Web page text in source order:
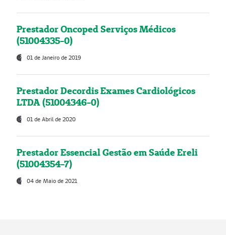
Prestador Oncoped Serviços Médicos
(51004335-0)
01 de Janeiro de 2019
Prestador Decordis Exames Cardiológicos
LTDA (51004346-0)
01 de Abril de 2020
Prestador Essencial Gestão em Saúde Ereli
(51004354-7)
04 de Maio de 2021